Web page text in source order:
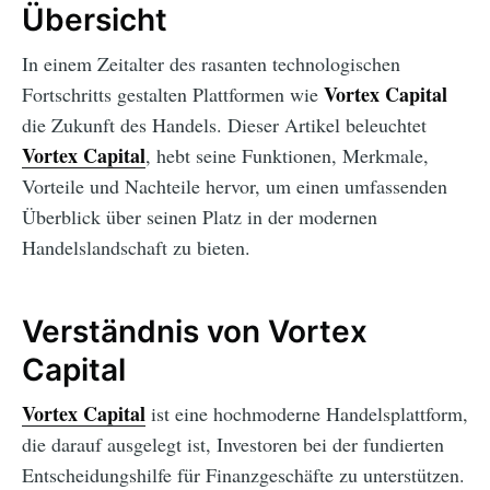
Übersicht
In einem Zeitalter des rasanten technologischen
Fortschritts gestalten Plattformen wie Vortex Capital
die Zukunft des Handels. Dieser Artikel beleuchtet
Vortex Capital, hebt seine Funktionen, Merkmale,
Vorteile und Nachteile hervor, um einen umfassenden
Überblick über seinen Platz in der modernen
Handelslandschaft zu bieten.
Verständnis von Vortex
Capital
Vortex Capital ist eine hochmoderne Handelsplattform,
die darauf ausgelegt ist, Investoren bei der fundierten
Entscheidungshilfe für Finanzgeschäfte zu unterstützen.